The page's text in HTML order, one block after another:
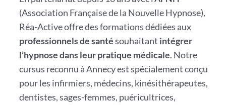
(Association Française de la Nouvelle Hypnose),
Réa-Active offre des formations dédiées aux
professionnels de santésouhaitant intégrer
l’hypnose dans leur pratique médicale. Notre
cursus reconnu à Annecy est spécialement conçu
pour les infirmiers, médecins, kinésithérapeutes,
dentistes, sages-femmes, puéricultrices,